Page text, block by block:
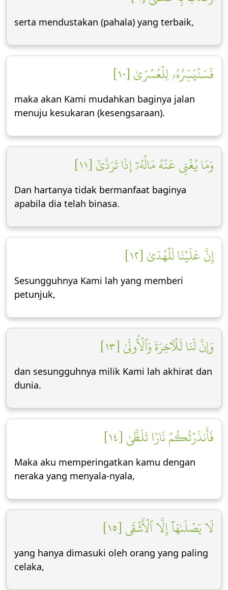
serta mendustakan (pahala) yang terbaik,
فَسَنُيَسِّرُهُۥ لِلۡعُسۡرَىٰ [١٠]
maka akan Kami mudahkan baginya jalan
menuju kesukaran (kesengsaraan).
وَمَا يُغۡنِي عَنۡهُ مَالُهُۥٓ إِذَا تَرَدَّىٰٓ [١١]
Dan hartanya tidak bermanfaat baginya
apabila dia telah binasa.
إِنَّ عَلَيۡنَا لَلۡهُدَىٰ [١٢]
Sesungguhnya Kami lah yang memberi
petunjuk,
وَإِنَّ لَنَا لَلۡأٓخِرَةَ وَٱلۡأُولَىٰ [١٣]
dan sesungguhnya milik Kami lah akhirat dan
dunia.
فَأَنذَرۡتُكُمۡ نَارٗا تَلَظَّىٰ [١٤]
Maka aku memperingatkan kamu dengan
neraka yang menyala-nyala,
لَا يَصۡلَىٰهَآ إِلَّا ٱلۡأَشۡقَى [١٥]
yang hanya dimasuki oleh orang yang paling
celaka,